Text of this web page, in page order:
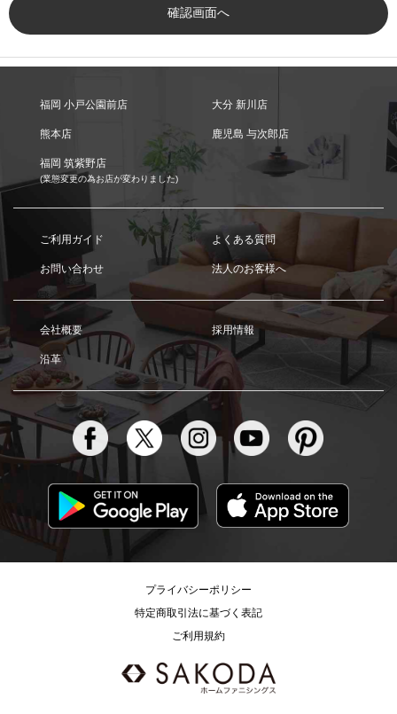
福岡 小戸公園前店 大分 新川店
熊本店 鹿児島 与次郎店
福岡 筑紫野店
(業態変更の為お店が変わりました)
ご利用ガイド よくある質問
お問い合わせ 法人のお客様へ
会社概要 採用情報
沿革
プライバシーポリシー
特定商取引法に基づく表記
ご利用規約